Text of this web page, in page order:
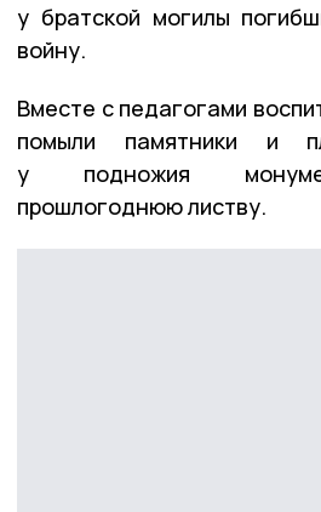
у братской могилы
войну.
Вместе с педагогами
помыли памятники и
у подножия
прошлогоднюю листву.